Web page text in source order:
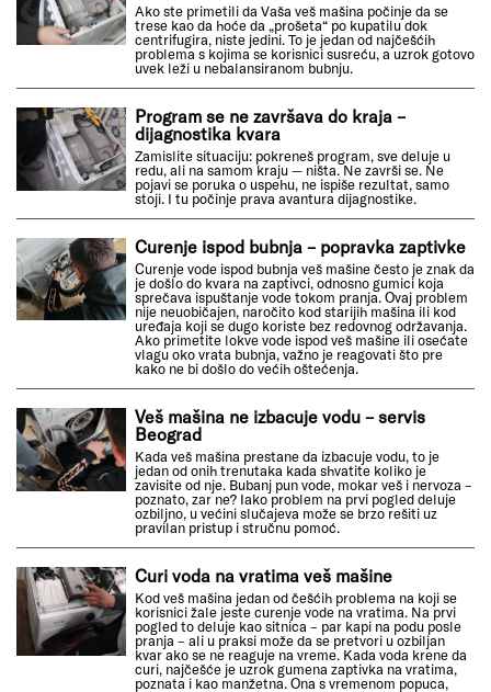
Ako ste primetili da Vaša veš mašina počinje da se
trese kao da hoće da „prošeta“ po kupatilu dok
centrifugira, niste jedini. To je jedan od najčešćih
problema s kojima se korisnici susreću, a uzrok gotovo
uvek leži u nebalansiranom bubnju.
Program se ne završava do kraja –
dijagnostika kvara
Zamislite situaciju: pokreneš program, sve deluje u
redu, ali na samom kraju — ništa. Ne završi se. Ne
pojavi se poruka o uspehu, ne ispiše rezultat, samo
stoji. I tu počinje prava avantura dijagnostike.
Curenje ispod bubnja – popravka zaptivke
Curenje vode ispod bubnja veš mašine često je znak da
je došlo do kvara na zaptivci, odnosno gumici koja
sprečava ispuštanje vode tokom pranja. Ovaj problem
nije neuobičajen, naročito kod starijih mašina ili kod
uređaja koji se dugo koriste bez redovnog održavanja.
Ako primetite lokve vode ispod veš mašine ili osećate
vlagu oko vrata bubnja, važno je reagovati što pre
kako ne bi došlo do većih oštećenja.
Veš mašina ne izbacuje vodu – servis
Beograd
Kada veš mašina prestane da izbacuje vodu, to je
jedan od onih trenutaka kada shvatite koliko je
zavisite od nje. Bubanj pun vode, mokar veš i nervoza –
poznato, zar ne? Iako problem na prvi pogled deluje
ozbiljno, u većini slučajeva može se brzo rešiti uz
pravilan pristup i stručnu pomoć.
Curi voda na vratima veš mašine
Kod veš mašina jedan od češćih problema na koji se
korisnici žale jeste curenje vode na vratima. Na prvi
pogled to deluje kao sitnica – par kapi na podu posle
pranja – ali u praksi može da se pretvori u ozbiljan
kvar ako se ne reaguje na vreme. Kada voda krene da
curi, najčešće je uzrok gumena zaptivka na vratima,
poznata i kao manžetna. Ona s vremenom popuca,